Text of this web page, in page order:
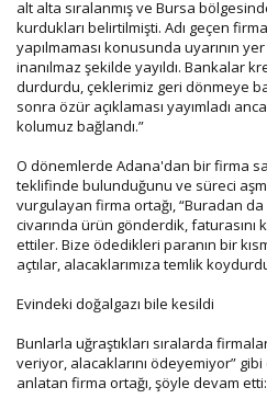
alt alta sıralanmış ve Bursa
kurdukları belirtilmişti. Adı geçen
yapılmaması konusunda uyarının
inanılmaz şekilde yayıldı. Bankalar
durdurdu, çeklerimiz geri dönmeye
sonra özür açıklaması yayımladı
kolumuz bağlandı.”
O dönemlerde Adana'dan bir firma
teklifinde bulunduğunu ve süreci
vurgulayan firma ortağı, “Buradan
civarında ürün gönderdik, faturasını
ettiler. Bize ödedikleri paranın bir
açtılar, alacaklarımıza temlik
Evindeki doğalgazı bile kesildi
Bunlarla uğraştıkları sıralarda
veriyor, alacaklarını ödeyemiyor” gibi
anlatan firma ortağı, şöyle devam etti: